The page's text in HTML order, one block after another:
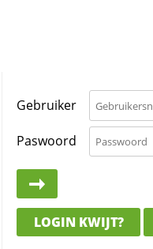
Gebruiker
Paswoord
LOGIN KWIJT?